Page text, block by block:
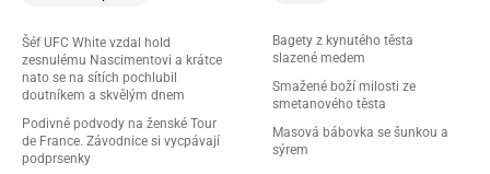
Šéf UFC White vzdal hold
zesnulému Nascimentovi a krátce
nato se na sítích pochlubil
doutníkem a skvělým dnem
Podivné podvody na ženské Tour
de France. Závodnice si vycpávají
podprsenky
Bagety z kynutého těsta
slazené medem
Smažené boží milosti ze
smetanového těsta
Masová bábovka se šunkou a
sýrem